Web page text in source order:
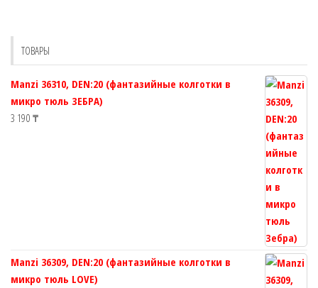
товара.
ТОВАРЫ
Manzi 36310, DEN:20 (фантазийные колготки в
микро тюль ЗЕБРА)
3 190 ₸
Manzi 36309, DEN:20 (фантазийные колготки в
микро тюль LOVE)